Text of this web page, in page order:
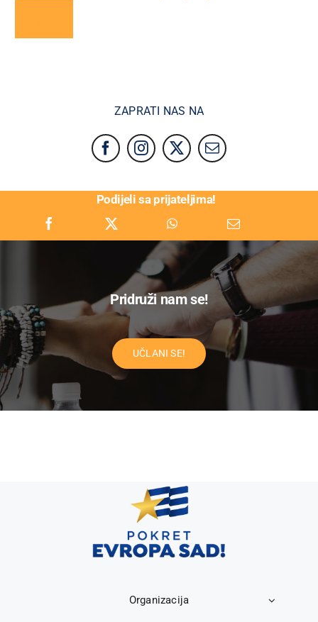
ZAPRATI NAS NA
Podijeli sa prijateljima!
Pridruži nam se!
UČLANI SE!
Organizacija